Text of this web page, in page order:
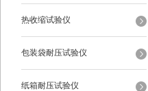
热收缩试验仪
包装袋耐压试验仪
纸箱耐压试验仪